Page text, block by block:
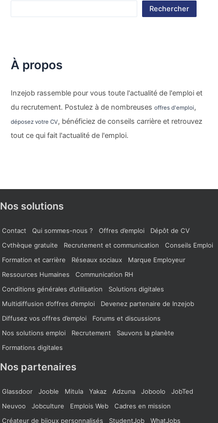
Rechercher
À propos
Inzejob rassemble pour vous toute l'actualité de l'emploi et
du recrutement. Postulez à de nombreusesoffres d'emploi,
déposez votre CV, bénéficiez de conseils carrière et retrouvez
tout ce qui fait l'actualité de l'emploi.
Nos solutions
Contact Qui sommes-nous ? Offres d’emploi
Dépôt de CV
Cvthèque gratuite
Recrutement et communication
Conseils Emploi
Formation et carrière
Réseaux sociaux
Marque Employeur
Ressources Humaines
Communication RH
Conditions générales d’utilisation
Solutions digitales
Multidiffusion d’offres d’emploi
Devenez partenaire de Inzejob
Diffusez vos offres d’emploi
Forums et discussions
Nos solutions emploi
Recrutement
Sauvons la planète
Formations digitales
Nos partenaires
Glassdoor Jooble Mitula Yakaz Adzuna Joboolo
JobTed
Neuvoo
Jobculture Emplois Web
Cadres en mission
Créateur de bijoux personnalisés
StudentJob WhatJobs